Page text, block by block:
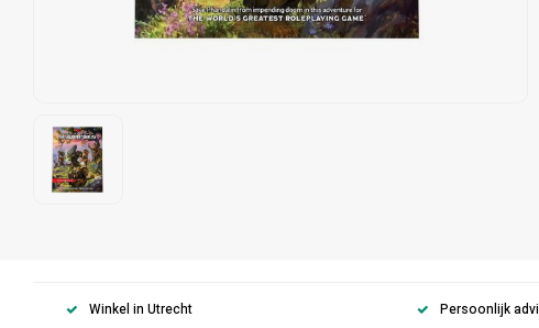
Winkel in Utrecht Persoonlijk